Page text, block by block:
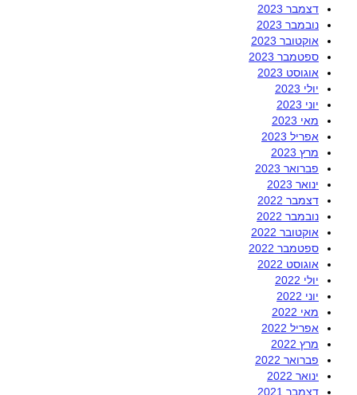
דצמבר 2023
נובמבר 2023
אוקטובר 2023
ספטמבר 2023
אוגוסט 2023
יולי 2023
יוני 2023
מאי 2023
אפריל 2023
מרץ 2023
פברואר 2023
ינואר 2023
דצמבר 2022
נובמבר 2022
אוקטובר 2022
ספטמבר 2022
אוגוסט 2022
יולי 2022
יוני 2022
מאי 2022
אפריל 2022
מרץ 2022
פברואר 2022
ינואר 2022
דצמבר 2021